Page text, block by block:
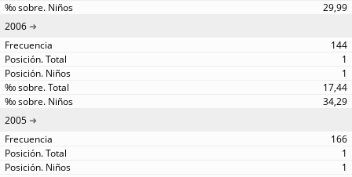
29,99
2006
144
1
1
17,44
34,29
2005
166
1
1